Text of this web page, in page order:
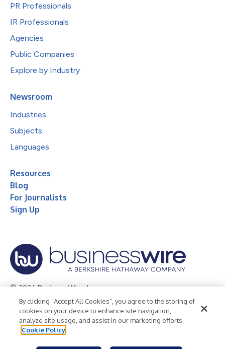
PR Professionals
IR Professionals
Agencies
Public Companies
Explore by Industry
Newsroom
Industries
Subjects
Languages
Resources
Blog
For Journalists
Sign Up
© 2026 Business Wire, Inc.
Privacy Policy Cookie Policy
Accessibility Statement
Terms of Use
Legal
By clicking “Accept All Cookies”, you agree to the storing of
cookies on your device to enhance site navigation,
analyze site usage, and assist in our marketing efforts.
Cookie Policy